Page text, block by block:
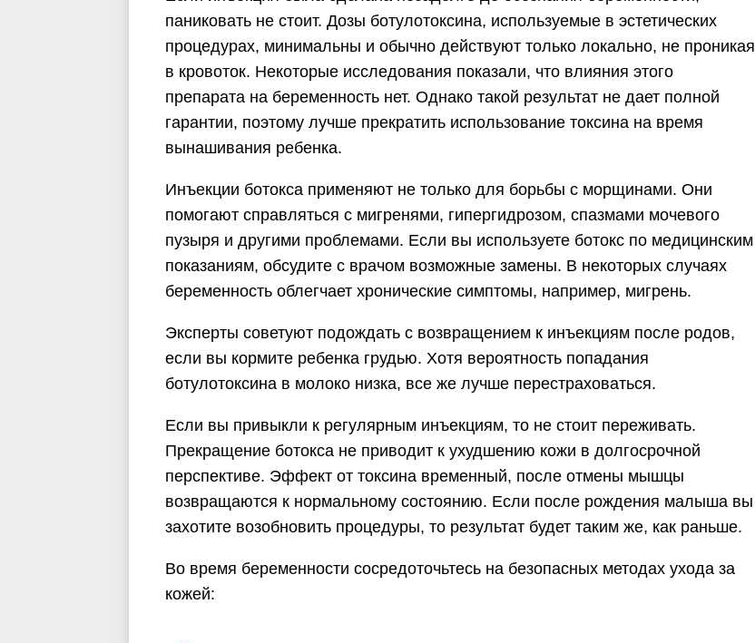
паниковать не стоит. Дозы ботулотоксина, используемые в эстетических
процедурах, минимальны и обычно действуют только локально, не проникая
в кровоток. Некоторые исследования показали, что влияния этого
препарата на беременность нет. Однако такой результат не дает полной
гарантии, поэтому лучше прекратить использование токсина на время
вынашивания ребенка.
Инъекции ботокса применяют не только для борьбы с морщинами. Они
помогают справляться с мигренями, гипергидрозом, спазмами мочевого
пузыря и другими проблемами. Если вы используете ботокс по медицинским
показаниям, обсудите с врачом возможные замены. В некоторых случаях
беременность облегчает хронические симптомы, например, мигрень.
Эксперты советуют подождать с возвращением к инъекциям после родов,
если вы кормите ребенка грудью. Хотя вероятность попадания
ботулотоксина в молоко низка, все же лучше перестраховаться.
Если вы привыкли к регулярным инъекциям, то не стоит переживать.
Прекращение ботокса не приводит к ухудшению кожи в долгосрочной
перспективе. Эффект от токсина временный, после отмены мышцы
возвращаются к нормальному состоянию. Если после рождения малыша вы
захотите возобновить процедуры, то результат будет таким же, как раньше.
Во время беременности сосредоточьтесь на безопасных методах ухода за
кожей: